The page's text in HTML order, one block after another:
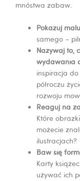
mnóstwa zabaw.
Pokazuj
samego –
Nazywaj to,
wydawania
inspiracja
półroczu
rozwoju
Reaguj na
Które
możecie
ilustracjach?
Baw się
Karty
używać ich